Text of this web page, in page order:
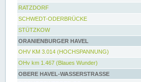
RATZDORF
SCHWEDT-ODERBRÜCKE
STÜTZKOW
ORANIENBURGER HAVEL
OHV KM 3.014 (HOCHSPANNUNG)
OHv km 1.467 (Blaues Wunder)
OBERE HAVEL-WASSERSTRASSE